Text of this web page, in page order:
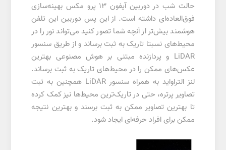
حالت شب در دوربین آیفون ۱۳ پرو مکس بهینه‌سازی
فوق‌العاده‌ای داشته است. از این پس دوربین این تلفن
هوشمند بیش‌تر از آنچه شما تصور کنید می‌تواند نور را در
محیط‌های نسبتا تاریک به ثبت برساند و از طریق سنسور
LiDAR و پردازنده مبتنی بر هوش مصنوعی بهترین
عکس‌های ممکن را در محیط‌های تاریک به ثبت برساند.
لنز التراواید به همراه سنسور LiDAR همچنین به ثبت
تصاویر پرتره، حتی در تاریک‌ترین محیط‌ها نیز کمک کرده
تا بهترین تصاویر ممکن به ثبت برسند و بهترین نتیجه
ممکن برای افراد حرفه‌ای ایجاد شود.